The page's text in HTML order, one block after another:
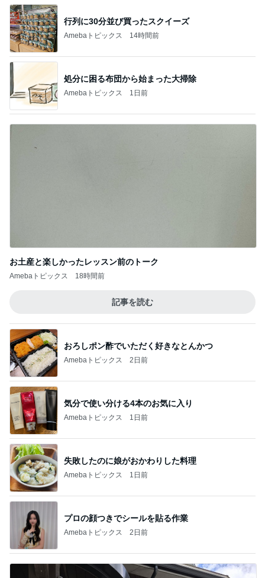
行列に30分並び買ったスクイーズ
Amebaトピックス 14時間前
処分に困る布団から始まった大掃除
Amebaトピックス 1日前
お土産と楽しかったレッスン前のトーク
Amebaトピックス 18時間前
記事を読む
おろしポン酢でいただく好きなとんかつ
Amebaトピックス 2日前
気分で使い分ける4本のお気に入り
Amebaトピックス 1日前
失敗したのに娘がおかわりした料理
Amebaトピックス 1日前
プロの顔つきでシールを貼る作業
Amebaトピックス 2日前